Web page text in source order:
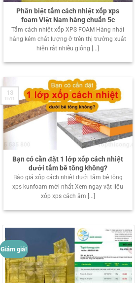
Phân biệt tấm cách nhiệt xốp xps
foam Việt Nam hàng chuẩn 5c
Tấm cách nhiệt xốp XPS FOAM Hàng nhái
hàng kém chất lượng ở trên thị trường xuất
hiện rất nhiều giống [...]
Bạn có cần đặt 1 lớp xốp cách nhiệt
dưới tấm bê tông không?
Báo giá xốp cách nhiệt dưới tấm bê tông
xps kunfoam mới nhất Xem ngay vật liệu
xốp xps cách âm [...]
13
Th11
Giảm giá!